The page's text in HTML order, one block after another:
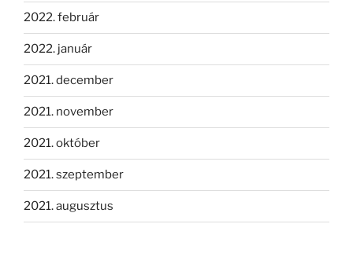
2022. február
2022. január
2021. december
2021. november
2021. október
2021. szeptember
2021. augusztus